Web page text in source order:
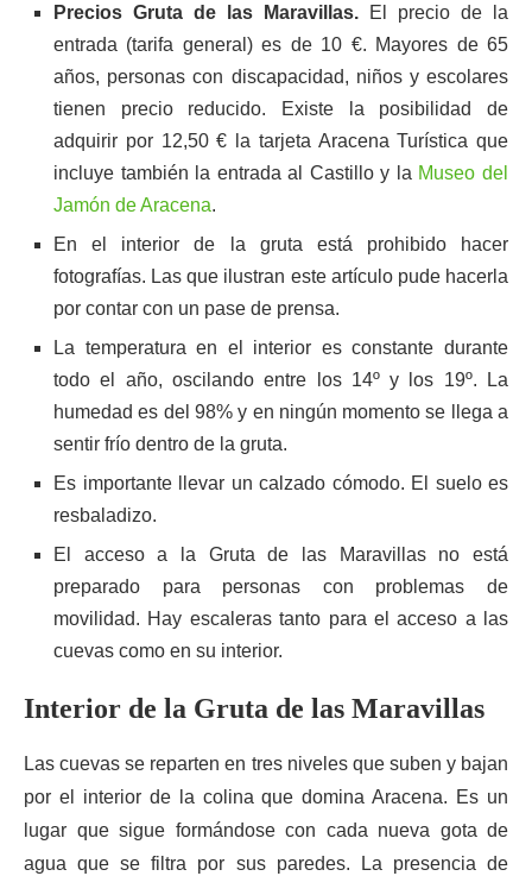
Precios Gruta de las Maravillas.
El precio de la
entrada (tarifa general) es de 10 €. Mayores de 65
años, personas con discapacidad, niños y escolares
tienen precio reducido. Existe la posibilidad de
adquirir por 12,50 € la tarjeta Aracena Turística que
incluye también la entrada al Castillo y la Museo del
Jamón de Aracena.
En el interior de la gruta está prohibido hacer
fotografías. Las que ilustran este artículo pude hacerla
por contar con un pase de prensa.
La temperatura en el interior es constante durante
todo el año, oscilando entre los 14º y los 19º. La
humedad es del 98% y en ningún momento se llega a
sentir frío dentro de la gruta.
Es importante llevar un calzado cómodo. El suelo es
resbaladizo.
El acceso a la Gruta de las Maravillas no está
preparado para personas con problemas de
movilidad. Hay escaleras tanto para el acceso a las
cuevas como en su interior.
Interior de la Gruta de las Maravillas
Las cuevas se reparten en tres niveles que suben y bajan
por el interior de la colina que domina Aracena. Es un
lugar que sigue formándose con cada nueva gota de
agua que se filtra por sus paredes. La presencia de